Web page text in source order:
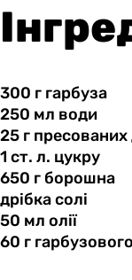
300 г гарбуза
250 мл води
25 г пресованих
1 ст. л. цукру
650 г борошна
дрібка солі
50 мл олії
60 г гарбузового